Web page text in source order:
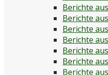
Berichte
Berichte
Berichte
Berichte
Berichte
Berichte
Berichte